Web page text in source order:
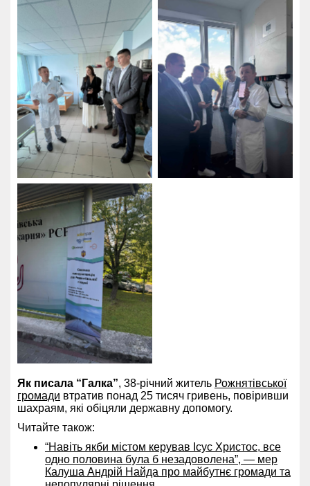
Як писала “Галка”, 38-річний житель Рожнятівської
громади втратив понад 25 тисяч гривень, повіривши
шахраям, які обіцяли державну допомогу.
Читайте також:
“Навіть якби містом керував Ісус Христос, все
одно половина була б незадоволена”, — мер
Калуша Андрій Найда про майбутнє громади та